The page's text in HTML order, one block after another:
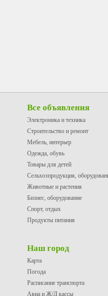
Все объявления
Электроника и техника
Строительство и ремонт
Мебель, интерьер
Одежда, обувь
Товары для детей
Сельхозпродукция,
Животные и растения
Бизнес, оборудование
Спорт, отдых
Продукты питания
Наш город
Карта
Погода
Расписание транспорта
Авиа и Ж/Д кассы